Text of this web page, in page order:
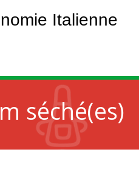
Italienne
séché(es)